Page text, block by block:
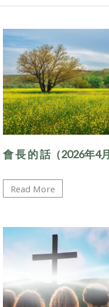
會 ⻑ 的 話（2026年4月
Read More